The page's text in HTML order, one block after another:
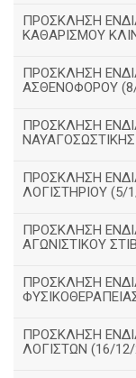
ΠΡΟΣΚΛΗΣΗ
ΚΑΘΑΡΙΣΜΟΥ
ΠΡΟΣΚΛΗΣΗ
ΑΣΘΕΝΟΦΟΡΟΥ
ΠΡΟΣΚΛΗΣΗ
ΠΡΟΣΚΛΗΣΗ
ΛΟΓΙΣΤΗΡΙΟΥ (5/
ΠΡΟΣΚΛΗΣΗ
ΑΓΩΝΙΣΤΙΚΟΥ
ΠΡΟΣΚΛΗΣΗ
ΠΡΟΣΚΛΗΣΗ
ΛΟΓΙΣΤΩΝ (16/12/